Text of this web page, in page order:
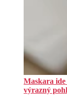
Maskara
výrazný